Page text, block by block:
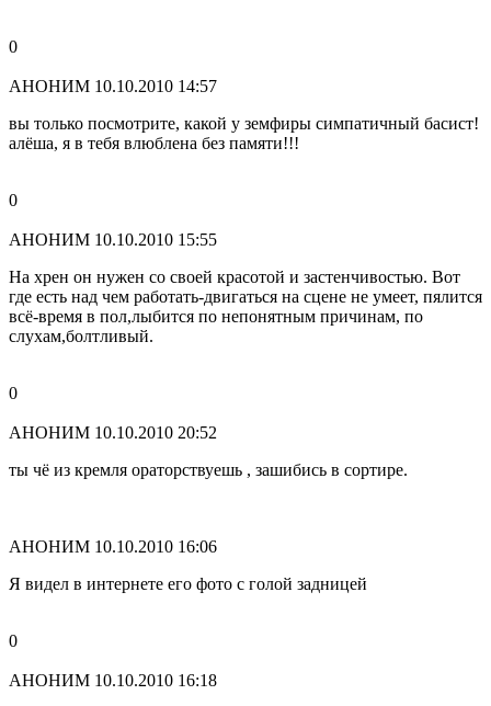
0
АНОНИМ 10.10.2010 14:57
вы только посмотрите, какой у земфиры симпатичный басист!
алёша, я в тебя влюблена без памяти!!!
0
АНОНИМ 10.10.2010 15:55
На хрен он нужен со своей красотой и застенчивостью. Вот
где есть над чем работать-двигаться на сцене не умеет, пялится
всё-время в пол,лыбится по непонятным причинам, по
слухам,болтливый.
0
АНОНИМ 10.10.2010 20:52
ты чё из кремля ораторствуешь , зашибись в сортире.
АНОНИМ 10.10.2010 16:06
Я видел в интернете его фото с голой задницей
0
АНОНИМ 10.10.2010 16:18